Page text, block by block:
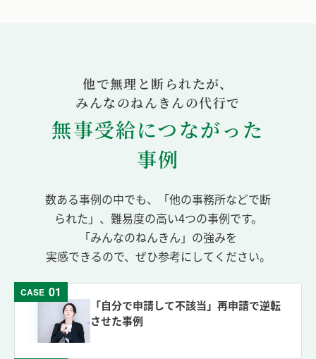
他で無理と断られたが、
みんなのねんきんの代行で
無事受給につながった
事例
数ある事例の中でも、「他の事務所などで断
られた」、難易度の高い4つの事例です。
「みんなのねんきん」の強みを
実感できるので、ぜひ参考にしてください。
CASE 01
「自分で申請して不該当」再申請で逆転
させた事例